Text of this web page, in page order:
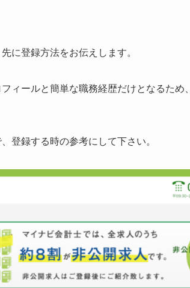
に登録方法をお伝えします。
ィールと簡単な職務経歴だけとなるため、
登録する時の参考にして下さい。